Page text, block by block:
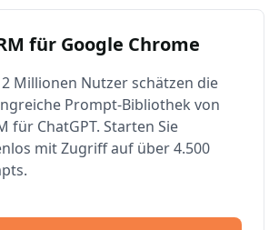
für Google Chrome
Millionen Nutzer schätzen die
Prompt-Bibliothek von
für ChatGPT. Starten Sie
mit Zugriff auf über 4.500